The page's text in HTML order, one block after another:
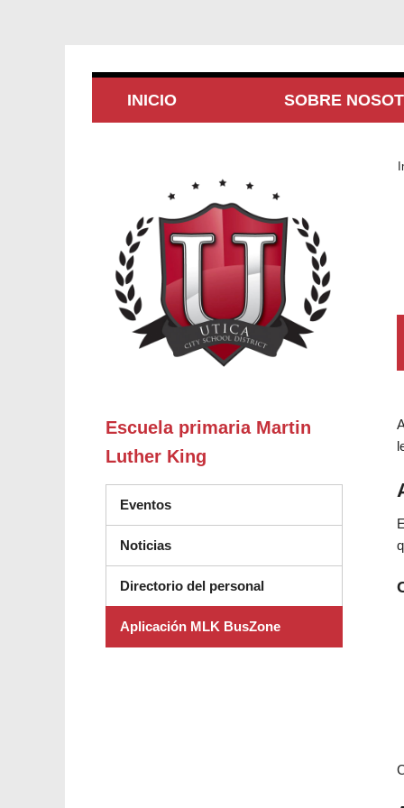
INICIO SOBRE
Escuela primaria Martin
Luther King
Eventos
Noticias
Directorio del personal
Aplicación MLK BusZone